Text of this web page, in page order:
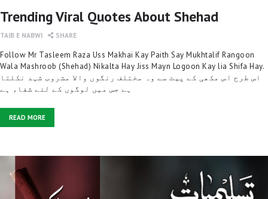
Trending Viral Quotes About Shehad
TAIB E NABWI SHARE
Follow Mr Tasleem Raza Uss Makhai Kay Paith Say Mukhtalif Rangoon
Wala Mashroob (Shehad) Nikalta Hay Jiss Mayn Logoon Kay lia Shifa Hay.
اس طرح اس مکھی کے پیٹ سے وہ مختلف رنگوں والا مشروب شہد نکلتا
READ MORE